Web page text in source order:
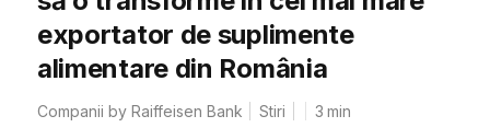
exportator de suplimente
alimentare din România
Companii by Raiffeisen Bank Stiri 3 min